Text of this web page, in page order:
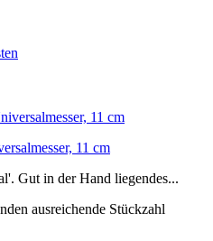
11 cm
Gut in der Hand liegendes...
ausreichende Stückzahl